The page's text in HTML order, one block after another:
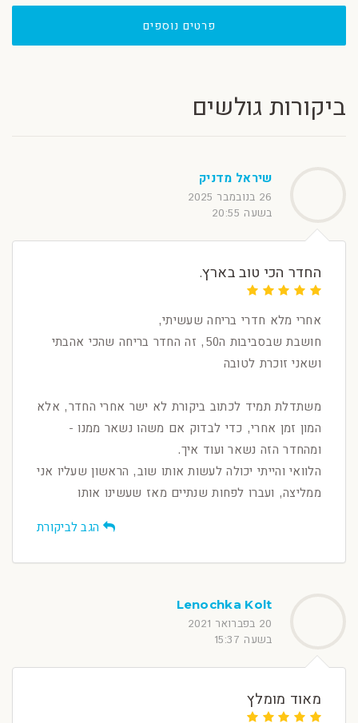
פרטים נוספים
ביקורות גולשים
שיראל מדניק
26 בנובמבר 2025
בשעה 20:55
החדר הכי טוב בארץ.
אחרי מלא חדרי בריחה שעשיתי,
חושבת שבסביבות ה50, זה החדר בריחה שהכי אהבתי
ושאני זוכרת לטובה
משתדלת תמיד לכתוב ביקורת לא ישר אחרי החדר, אלא
המון זמן אחרי, כדי לבדוק אם משהו נשאר ממנו -
ומהחדר הזה נשאר ועוד איך.
הלוואי והייתי יכולה לעשות אותו שוב, הראשון שעליו אני
ממליצה, ועברו לפחות שנתיים מאז שעשינו אותו
הגב לביקורת
Lenochka Kolt
20 בפברואר 2021
בשעה 15:37
מאוד מומלץ